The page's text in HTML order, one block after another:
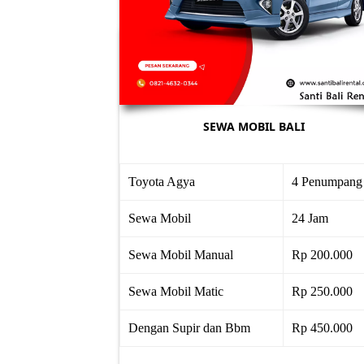
SEWA MOBIL BALI
Toyota Agya 4 Penumpang
Sewa Mobil 24 Jam
Sewa Mobil Manual Rp 200.000
Sewa Mobil Matic Rp 250.000
Dengan Supir dan Bbm Rp 450.000